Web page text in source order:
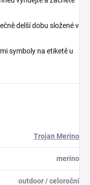
delší dobu složené v
symboly na etiketě u
Trojan Merino
merino
outdoor / celoroční